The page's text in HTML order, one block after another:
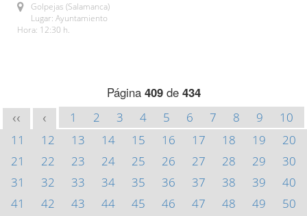
Golpejas (Salamanca)
Lugar: Ayuntamiento
Hora: 12:30 h.
Página 409de 434
<< < 1 2 3 4 5 6 7 8 9
10
11
12 13 14 15 16 17 18 19
20
21
22 23 24 25 26 27 28 29
30
31
32 33 34 35 36 37 38 39
40
41
42 43 44 45 46 47 48 49
50